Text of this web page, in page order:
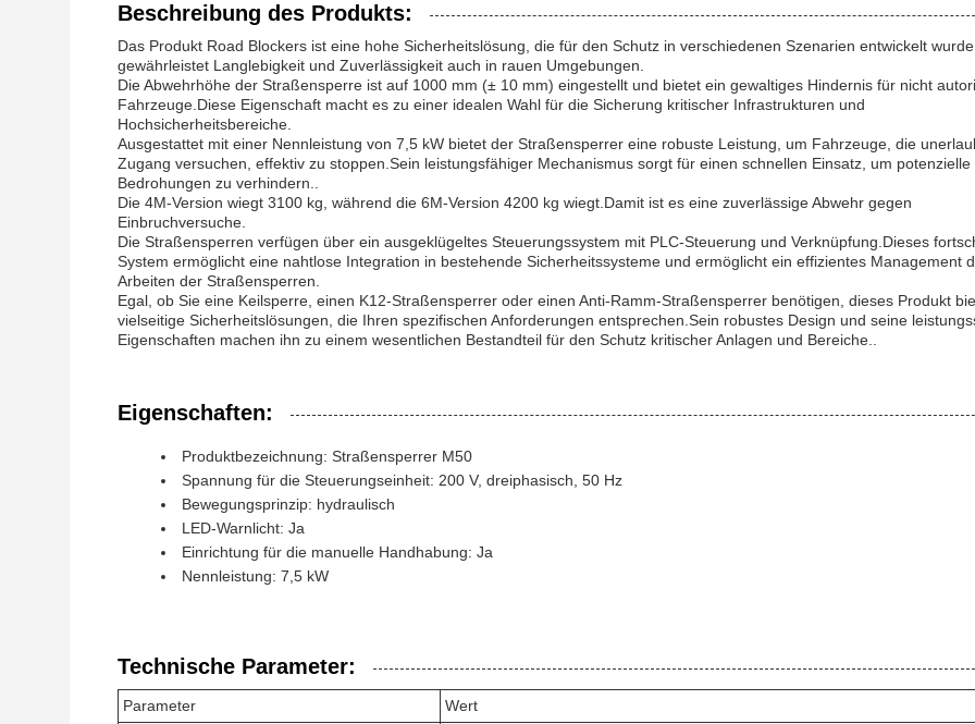
Beschreibung des Produkts:
Das Produkt Road Blockers ist eine hohe Sicherheitslösung, die für den Schutz in verschiedenen Szenarien entwickelt
gewährleistet Langlebigkeit und Zuverlässigkeit auch in rauen Umgebungen.
Die Abwehrhöhe der Straßensperre ist auf 1000 mm (± 10 mm) eingestellt und bietet ein gewaltiges Hindernis für nicht
Fahrzeuge.Diese Eigenschaft macht es zu einer idealen Wahl für die Sicherung kritischer Infrastrukturen und
Hochsicherheitsbereiche.
Ausgestattet mit einer Nennleistung von 7,5 kW bietet der Straßensperrer eine robuste Leistung, um Fahrzeuge, die
Zugang versuchen, effektiv zu stoppen.Sein leistungsfähiger Mechanismus sorgt für einen schnellen Einsatz, um potenzielle
Bedrohungen zu verhindern..
Die 4M-Version wiegt 3100 kg, während die 6M-Version 4200 kg wiegt.Damit ist es eine zuverlässige Abwehr gegen
Einbruchversuche.
Die Straßensperren verfügen über ein ausgeklügeltes Steuerungssystem mit PLC-Steuerung und Verknüpfung.Dieses
System ermöglicht eine nahtlose Integration in bestehende Sicherheitssysteme und ermöglicht ein effizientes Management
Arbeiten der Straßensperren.
Egal, ob Sie eine Keilsperre, einen K12-Straßensperrer oder einen Anti-Ramm-Straßensperrer benötigen, dieses Produkt
vielseitige Sicherheitslösungen, die Ihren spezifischen Anforderungen entsprechen.Sein robustes Design und seine
Eigenschaften machen ihn zu einem wesentlichen Bestandteil für den Schutz kritischer Anlagen und Bereiche..
Eigenschaften:
Produktbezeichnung: Straßensperrer M50
Spannung für die Steuerungseinheit: 200 V, dreiphasisch, 50 Hz
Bewegungsprinzip: hydraulisch
LED-Warnlicht: Ja
Einrichtung für die manuelle Handhabung: Ja
Nennleistung: 7,5 kW
Technische Parameter:
Parameter
Wert